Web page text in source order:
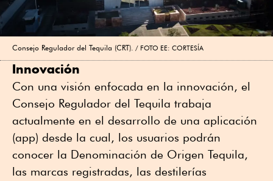
Consejo Regulador del Tequila (CRT). FOTO EE: CORTESÍA
Innovación
Con una visión enfocada en la innovación, el
Consejo Regulador del Tequila trabaja
actualmente en el desarrollo de una aplicación
(app) desde la cual, los usuarios podrán
conocer la Denominación de Origen Tequila,
las marcas registradas, las destilerías